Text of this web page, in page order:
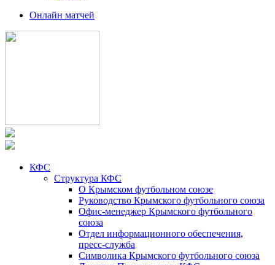
Онлайн матчей
КФС
Структура КФС
О Крымском футбольном союзе
Руководство Крымского футбольного союза
Офис-менеджер Крымского футбольного
союза
Отдел информационного обеспечения,
пресс-служба
Символика Крымского футбольного союза